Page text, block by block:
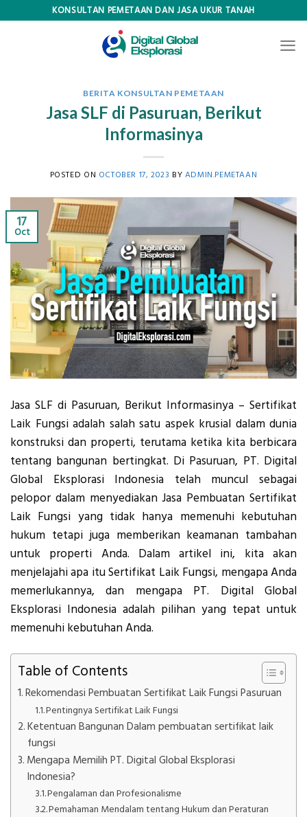
KONSULTAN PEMETAAN DAN JASA UKUR TANAH
BERITA KONSULTAN PEMETAAN
Jasa SLF di Pasuruan, Berikut
Informasinya
POSTED ON OCTOBER 17, 2023 BY ADMIN.PEMETAAN
17
Oct
Jasa SLF di Pasuruan, Berikut Informasinya – Sertifikat
Laik Fungsi adalah salah satu aspek krusial dalam dunia
konstruksi dan properti, terutama ketika kita berbicara
tentang bangunan bertingkat. Di Pasuruan, PT. Digital
Global Eksplorasi Indonesia telah muncul sebagai
pelopor dalam menyediakan Jasa Pembuatan Sertifikat
Laik Fungsi yang tidak hanya memenuhi kebutuhan
hukum tetapi juga memberikan keamanan tambahan
untuk properti Anda. Dalam artikel ini, kita akan
menjelajahi apa itu Sertifikat Laik Fungsi, mengapa Anda
memerlukannya, dan mengapa PT. Digital Global
Eksplorasi Indonesia adalah pilihan yang tepat untuk
memenuhi kebutuhan Anda.
Table of Contents
Rekomendasi Pembuatan Sertifikat Laik Fungsi Pasuruan
Pentingnya Sertifikat Laik Fungsi
Ketentuan Bangunan Dalam pembuatan sertifikat laik
fungsi
Mengapa Memilih PT. Digital Global Eksplorasi
Indonesia?
Pengalaman dan Profesionalisme
Pemahaman Mendalam tentang Hukum dan Peraturan